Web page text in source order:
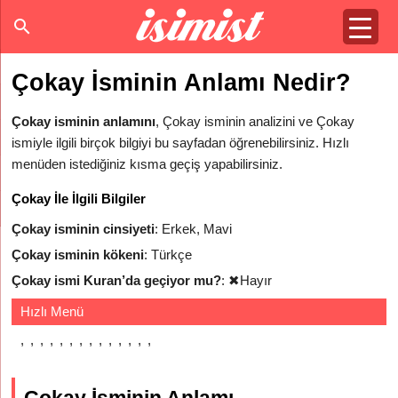
Çokay İsminin Anlamı Nedir?
Çokay isminin anlamını, Çokay isminin analizini ve Çokay
ismiyle ilgili birçok bilgiyi bu sayfadan öğrenebilirsiniz. Hızlı
menüden istediğiniz kısma geçiş yapabilirsiniz.
Çokay İle İlgili Bilgiler
Çokay isminin cinsiyeti: Erkek, Mavi
Çokay isminin kökeni: Türkçe
Çokay ismi Kuran’da geçiyor mu?: ✖Hayır
Hızlı Menü